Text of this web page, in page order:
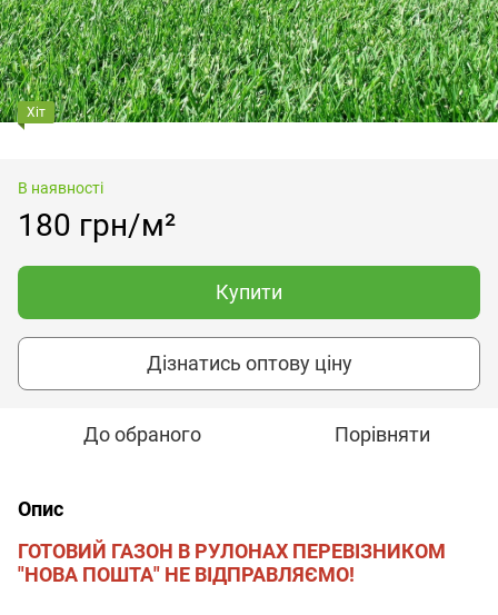
Хіт
В наявності
180 грн/м²
Купити
Дізнатись оптову ціну
До обраного Порівняти
Опис
ГОТОВИЙ ГАЗОН В РУЛОНАХ ПЕРЕВІЗНИКОМ
"НОВА ПОШТА" НЕ ВІДПРАВЛЯЄМО!